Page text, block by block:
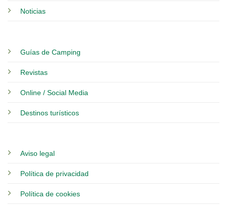
Noticias
Guías de Camping
Revistas
Online / Social Media
Destinos turísticos
Aviso legal
Política de privacidad
Política de cookies